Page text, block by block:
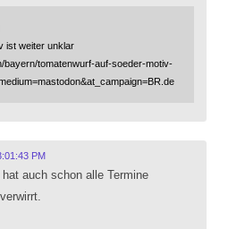
ist weiter unklar
bayern/tomatenwurf-auf-soeder-motiv-
PM
auch schon alle Termine